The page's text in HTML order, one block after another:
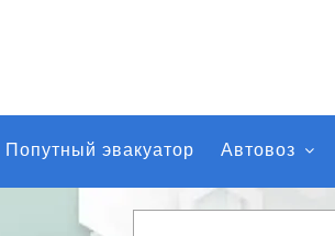
Попутный эвакуатор Автовоз